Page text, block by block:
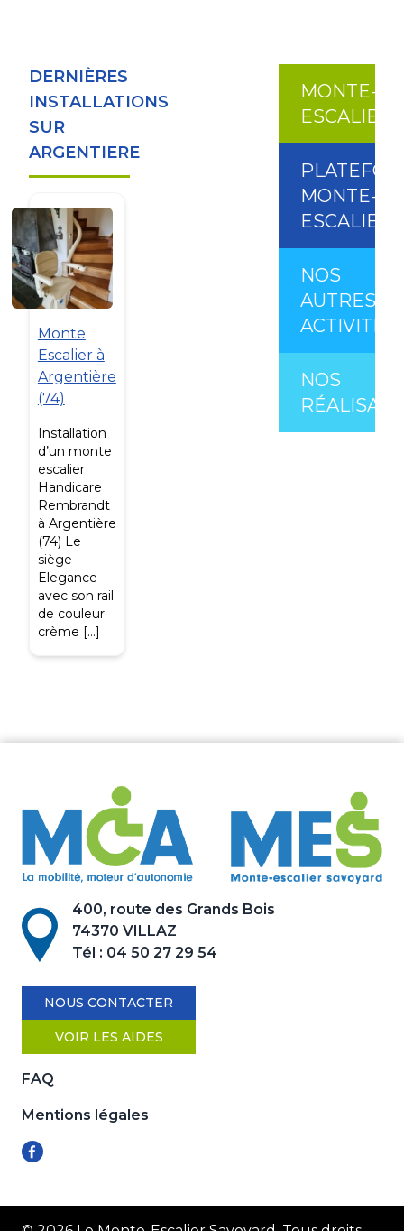
DERNIÈRES
INSTALLATIONS
SUR
ARGENTIERE
Monte
Escalier à
Argentière
(74)
Installation
d’un monte
escalier
Handicare
Rembrandt
à Argentière
(74) Le
siège
Elegance
avec son rail
de couleur
crème […]
MONTE-
ESCALIER
MONTE-
ESCALIER
NOS
AUTRES
ACTIVITÉS
NOS
400, route des Grands Bois
74370 VILLAZ
Tél : 04 50 27 29 54
NOUS CONTACTER
VOIR LES AIDES
FAQ
Mentions légales